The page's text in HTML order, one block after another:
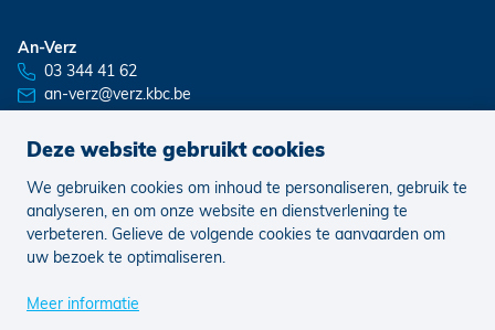
An-Verz
03 344 41 62
an-verz@verz.kbc.be
Nieuws Vacatures
Deze website gebruikt cookies
We gebruiken cookies om inhoud te personaliseren, gebruik te
analyseren, en om onze website en dienstverlening te
verbeteren. Gelieve de volgende cookies te aanvaarden om
uw bezoek te optimaliseren.
Meer informatie